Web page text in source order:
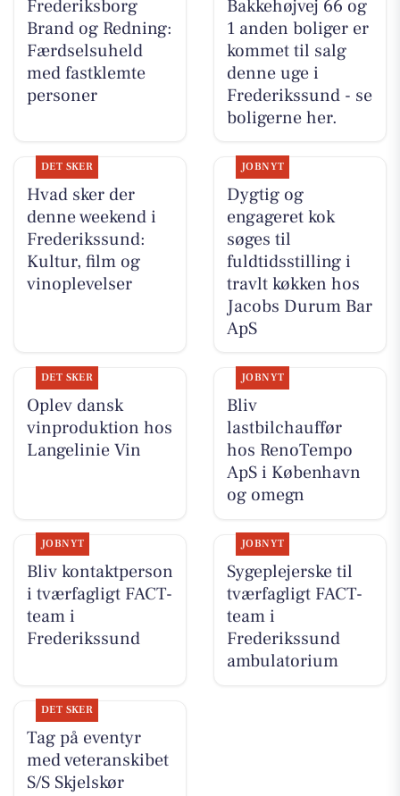
Frederiksborg
Brand og Redning:
Færdselsuheld
med fastklemte
personer
Bakkehøjvej 66 og
1 anden boliger er
kommet til salg
denne uge i
Frederikssund - se
boligerne her.
DET SKER
Hvad sker der
denne weekend i
Frederikssund:
Kultur, film og
vinoplevelser
JOBNYT
Dygtig og
engageret kok
søges til
fuldtidsstilling i
travlt køkken hos
Jacobs Durum Bar
ApS
DET SKER
Oplev dansk
vinproduktion hos
Langelinie Vin
JOBNYT
Bliv
lastbilchauffør
hos RenoTempo
ApS i København
og omegn
JOBNYT
Bliv kontaktperson
i tværfagligt FACT-
team i
Frederikssund
JOBNYT
Sygeplejerske til
tværfagligt FACT-
team i
Frederikssund
ambulatorium
DET SKER
Tag på eventyr
med veteranskibet
S/S Skjelskør